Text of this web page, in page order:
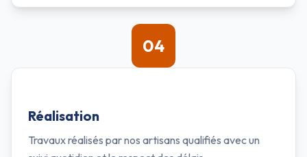
04
Réalisation
Travaux réalisés par nos artisans qualifiés avec un